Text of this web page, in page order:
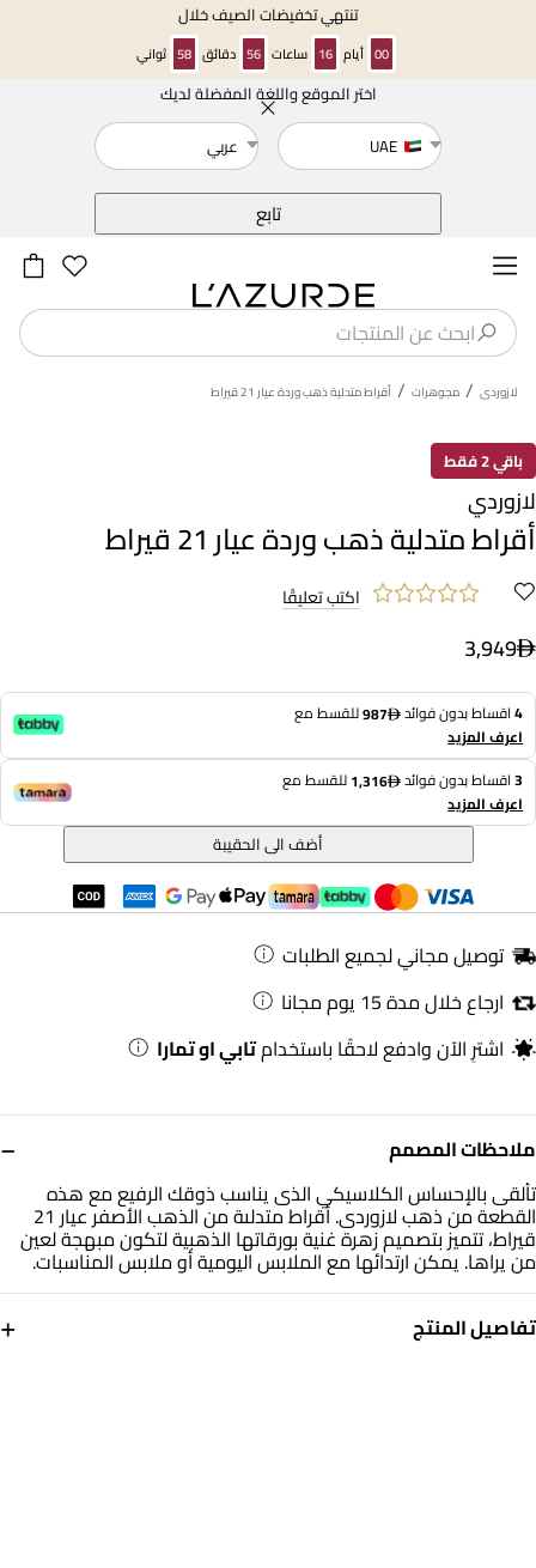
تنتهي تخفيضات الصيف خلال
00 أيام 16 ساعات 56 دقائق 58 ثواني
اختر الموقع واللغة المفضلة لديك
UAE
عربي
تابع
لازوردى / مجوهرات / أقراط متدلية ذهب وردة عيار 21 قيراط
باقي 2 فقط
ملاحظات المصمم −
تألقى بالإحساس الكلاسيكي الذى يناسب ذوقك الرفيع مع هذه
القطعة من ذهب لازوردى. أقراط متدلىة من الذهب الأصفر عيار 21
قيراط، تتميز بتصميم زهرة غنية بورقاتها الذهبية لتكون مبهجة لعين
من يراها. يمكن ارتدائها مع الملابس اليومية أو ملابس المناسبات.
تفاصيل المنتج
+
لازوردي
أقراط متدلية ذهب وردة عيار 21 قيراط
اكتب تعليقًا
3,949
4اقساط بدون فوائد 987للقسط مع
اعرف المزيد
3اقساط بدون فوائد 1,316للقسط مع
اعرف المزيد
أضف الى الحقيبة
توصيل مجاني لجميع الطلبات
ارجاع خلال مدة 15 يوم مجانا
اشترِ الآن وادفع لاحقًا باستخدامتابي او تمارا